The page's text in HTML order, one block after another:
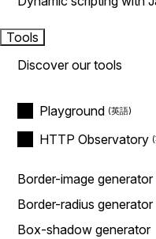
Tools
Discover our tools
Playground
HTTP Observatory
Border-image generator
Border-radius generator
Box-shadow generator